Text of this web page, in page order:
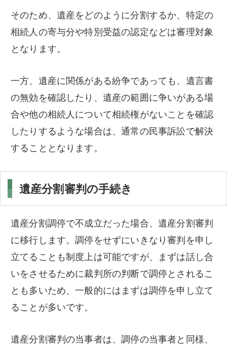
そのため、遺産をどのように分割するか、特定の
相続人の寄与分や特別受益の認定などは審理対象
となります。
一方、遺産に関係がある紛争であっても、遺言書
の無効を確認したり、遺産の範囲に争いがある場
合や他の相続人について相続権がないことを確認
したりするような場合は、通常の民事訴訟で解決
することとなります。
遺産分割審判の手続き
遺産分割調停で不成立だった場合、遺産分割審判
に移行します。調停をせずにいきなり審判を申し
立てることも制度上は可能ですが、まずは話し合
いをさせるために裁判所の判断で調停とされるこ
とも多いため、一般的にはまずは調停を申し立て
ることが多いです。
遺産分割審判の当事者は、調停の当事者と同様、